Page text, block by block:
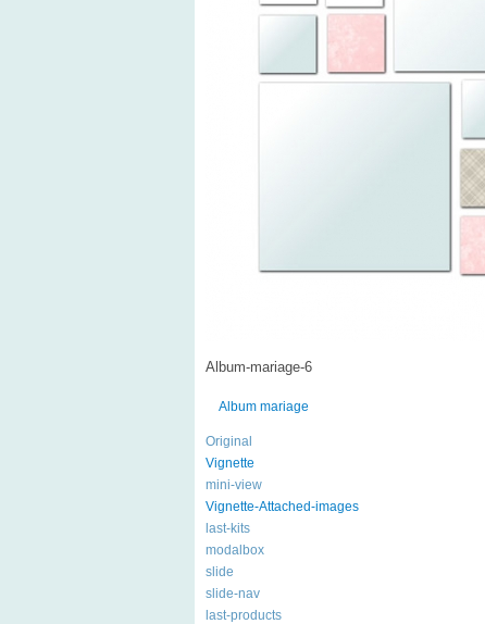
Album-mariage-6
Album mariage
Original
Vignette
mini-view
Vignette-Attached-images
last-kits
modalbox
slide
slide-nav
last-products